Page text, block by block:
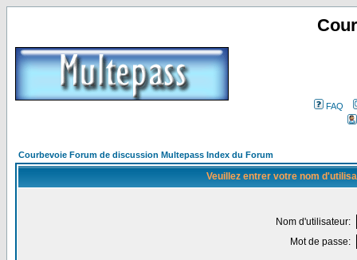
FAQ
Courbevoie Forum de discussion Multepass Index du Forum
Veuillez entrer votre nom
Nom d'utilisateur:
Mot de passe: